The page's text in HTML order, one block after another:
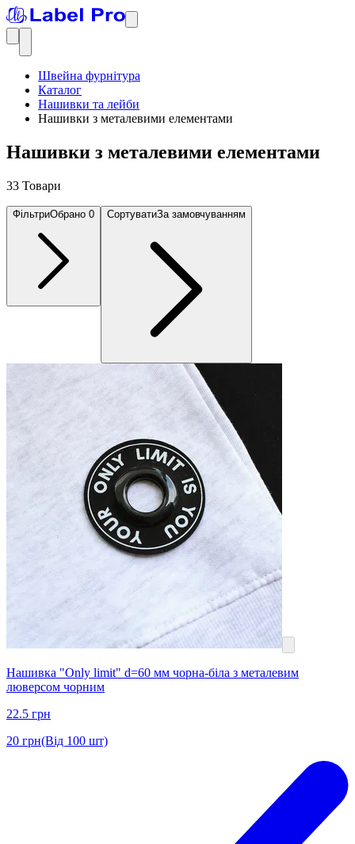
Швейна фурнітура
Каталог
Нашивки та лейби
Нашивки з металевими елементами
Нашивки з металевими елементами
33 Товари
ФільтриОбрано 0 СортуватиЗа замовчуванням
Нашивка "Only limit" d=60 мм чорна-біла з металевим
люверсом чорним
22.5 грн
20 грн(Від 100 шт)